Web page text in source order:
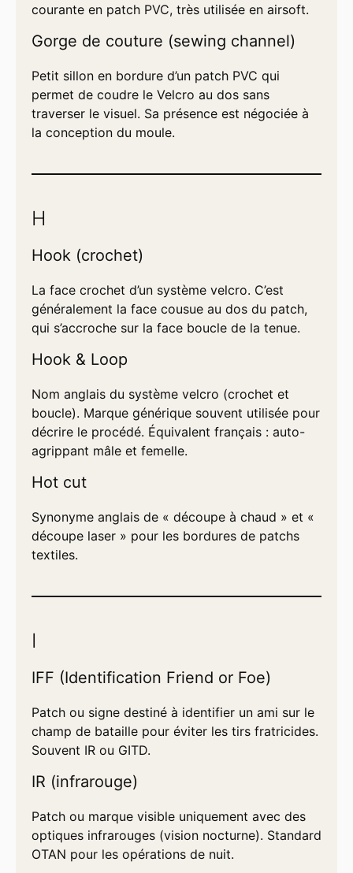
courante en patch PVC, très utilisée en airsoft.
Gorge de couture (sewing channel)
Petit sillon en bordure d’un patch PVC qui
permet de coudre le Velcro au dos sans
traverser le visuel. Sa présence est négociée à
la conception du moule.
H
Hook (crochet)
La face crochet d’un système velcro. C’est
généralement la face cousue au dos du patch,
qui s’accroche sur la face boucle de la tenue.
Hook & Loop
Nom anglais du système velcro (crochet et
boucle). Marque générique souvent utilisée pour
décrire le procédé. Équivalent français : auto-
agrippant mâle et femelle.
Hot cut
Synonyme anglais de « découpe à chaud » et «
découpe laser » pour les bordures de patchs
textiles.
I
IFF (Identification Friend or Foe)
Patch ou signe destiné à identifier un ami sur le
champ de bataille pour éviter les tirs fratricides.
Souvent IR ou GITD.
IR (infrarouge)
Patch ou marque visible uniquement avec des
optiques infrarouges (vision nocturne). Standard
OTAN pour les opérations de nuit.